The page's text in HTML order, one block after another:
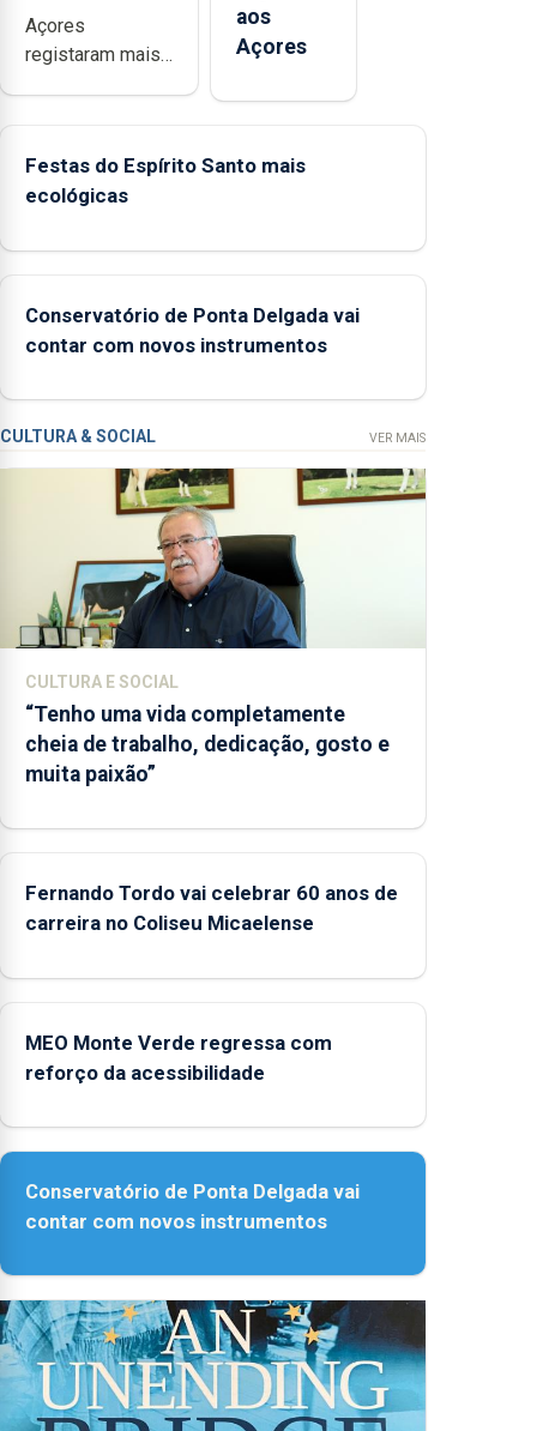
Açores
registaram mais
inspeções
relacionadas com
de lapas entre
ilha das Flores
apresenta um
significativo” da
CPUE entre 2022
aos
Açores
Festas do Espírito Santo mais
ecológicas
Conservatório de Ponta Delgada vai
contar com novos instrumentos
CULTURA & SOCIAL VER MAIS
CULTURA E SOCIAL
“Tenho uma vida completamente
cheia de trabalho, dedicação, gosto e
muita paixão”
Fernando Tordo vai celebrar 60 anos de
carreira no Coliseu Micaelense
MEO Monte Verde regressa com
reforço da acessibilidade
Conservatório de Ponta Delgada vai
contar com novos instrumentos